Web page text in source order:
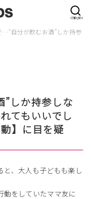
…“自分が飲むお酒”しか持参
しか持参しな
てもいいでし
】に目を疑
、大人も子どもも楽し
動をしていたママ友に